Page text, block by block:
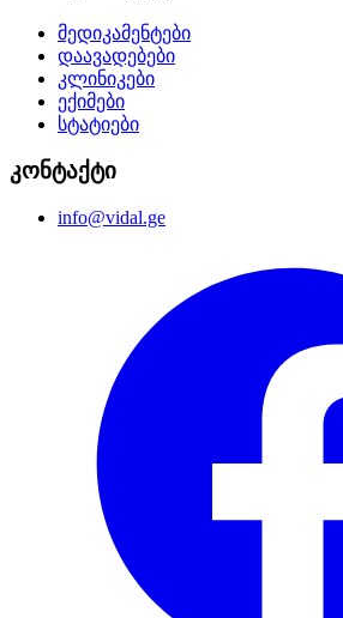
მედიკამენტები
დაავადებები
კლინიკები
ექიმები
სტატიები
კონტაქტი
info@vidal.ge